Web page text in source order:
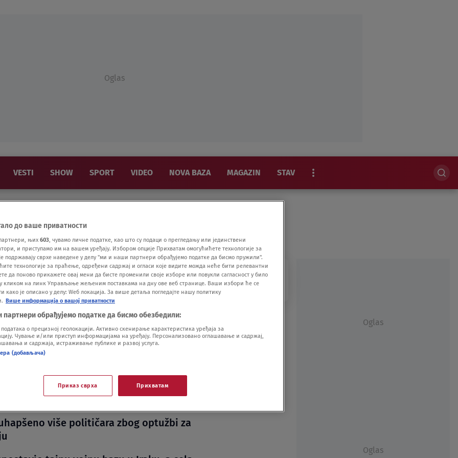
Oglas
VESTI SHOW SPORT VIDEO NOVA BAZA MAGAZIN STAV
gradnju novog naftovoda da bi
Ormuski moreuz
Irana demantuje pisanje "Njujork
novog iračkog premijera Ali al
Beloj kući
više političara zbog optužbi za
Oglas
Oglas
до ваше приватности
њих 603, чувамо личне податке, као што су подаци о прегледању или јединствени
и приступамо им на вашем уређају. Избором опције Прихватам омогућићете технологије за
подржавају сврхе наведене у делу "ми и наши партнери обрађујемо податке да бисмо пружили".
технологије за праћење, одређени садржај и огласи које видите можда неће бити релевантни
да поново прикажете овај мени да бисте променили своје изборе или повукли сагласност у било
кликом на линк Управљање жељеним поставкама на дну ове веб странице. Ваши избори ће се
како је описано у делу: Wеб локација. За више детаља погледајте нашу политику
Више информација о вашој приватности
обрађујемо податке да бисмо обезбедили:
о прецизној геолокацији. Активно скенирање карактеристика уређаја за
Чување и/или приступ информацијама на уређају. Персонализовано оглашавање и садржај,
и садржаја, истраживање публике и развој услуга.
(добављача)
Приказ сврха Прихватам